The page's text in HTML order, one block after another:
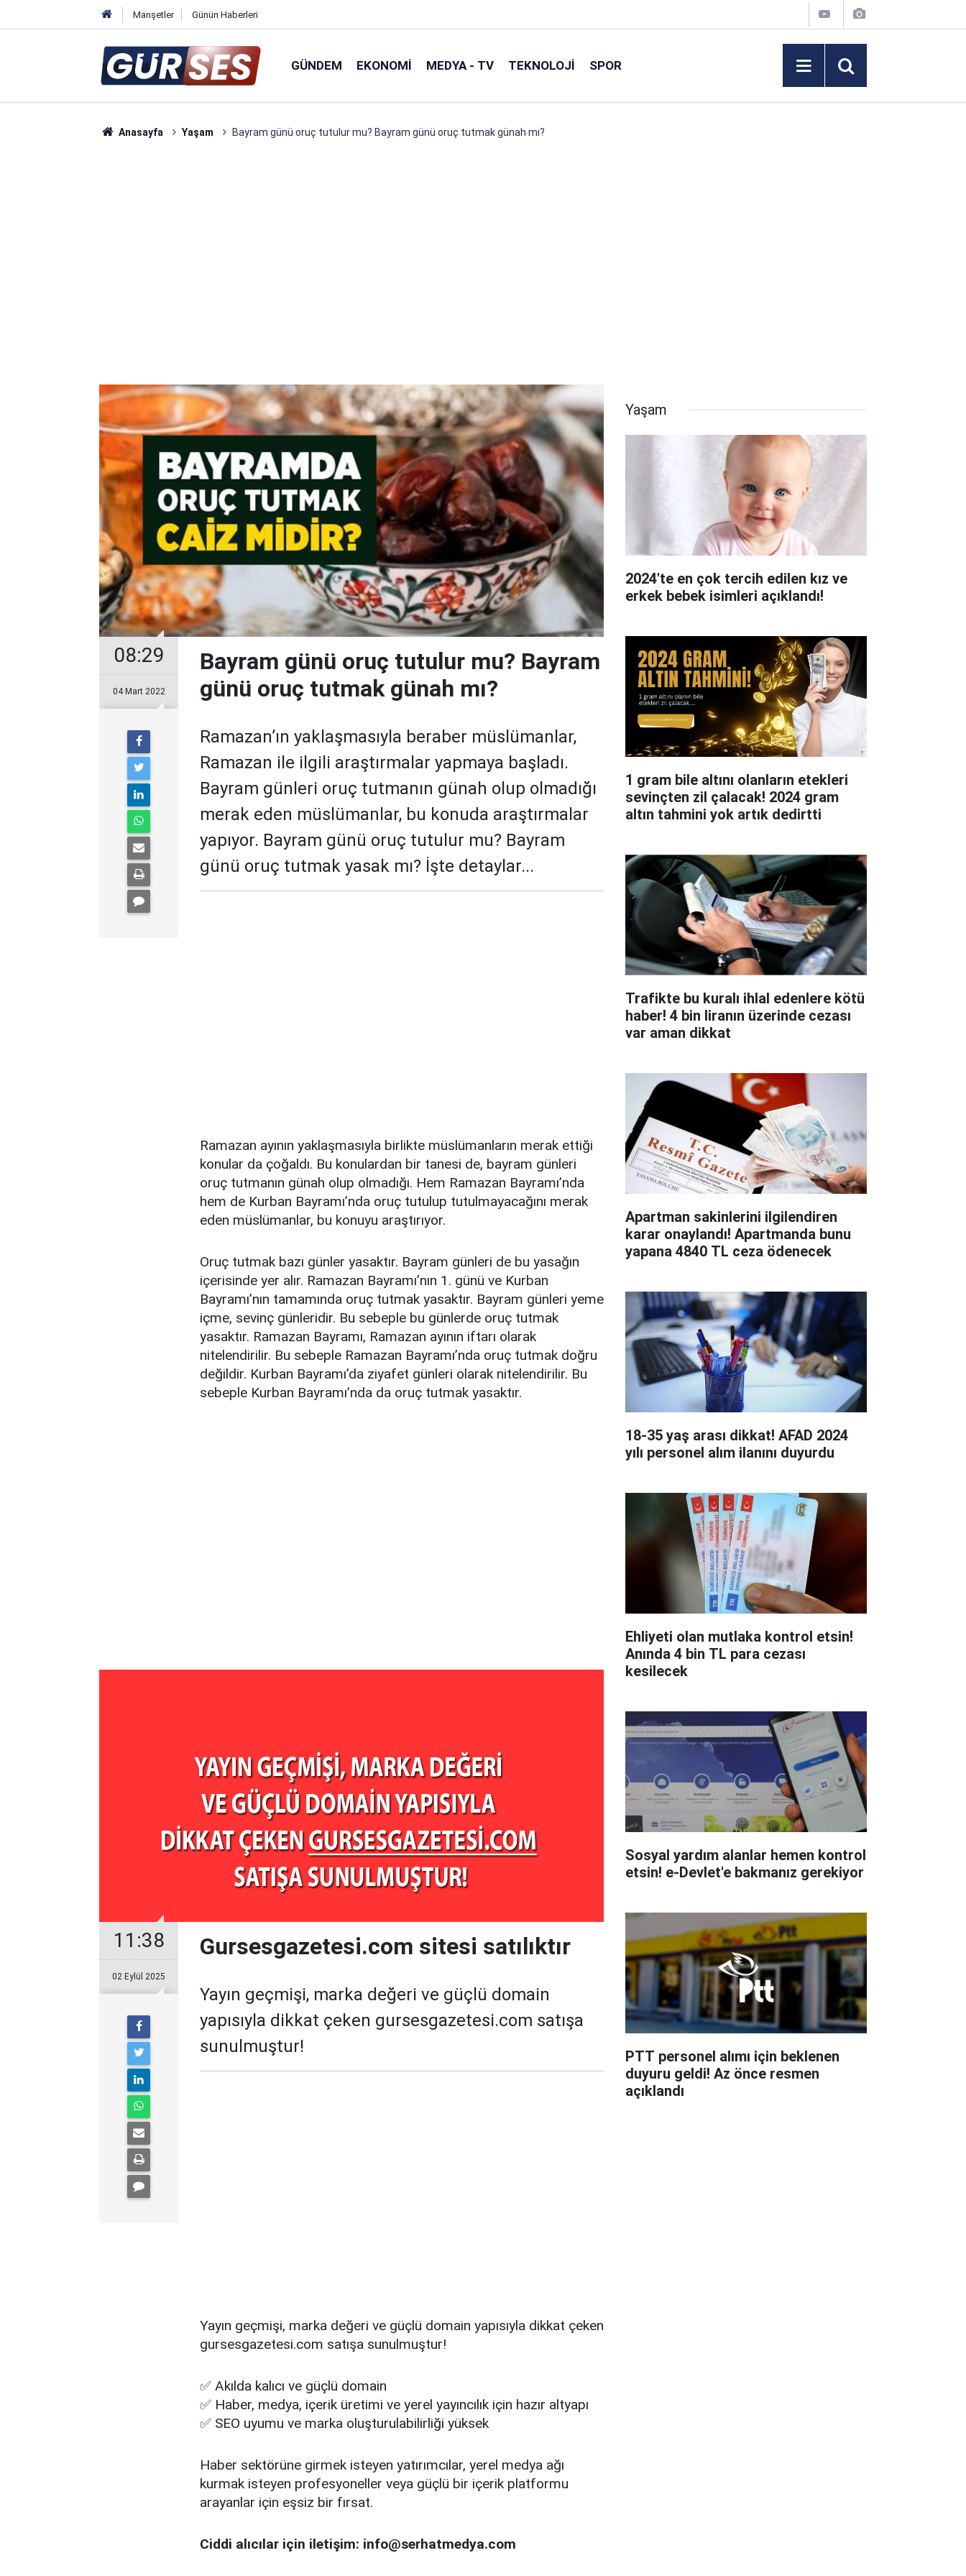
Manşetler Günün Haberleri
GÜNDEM EKONOMI MEDYA - TV TEKNOLOJI SPOR
Anasayfa Yaşam Bayram günü oruç tutulur mu? Bayram günü oruç tutmak günah mı?
08:29
04 Mart 2022
Bayram günü oruç tutulur mu? Bayram
günü oruç tutmak günah mı?
Ramazan’ın yaklaşmasıyla beraber müslümanlar,
Ramazan ile ilgili araştırmalar yapmaya başladı.
Bayram günleri oruç tutmanın günah olup olmadığı
merak eden müslümanlar, bu konuda araştırmalar
yapıyor. Bayram günü oruç tutulur mu? Bayram
günü oruç tutmak yasak mı? İşte detaylar...
Ramazan ayının yaklaşmasıyla birlikte müslümanların merak ettiği
konular da çoğaldı. Bu konulardan bir tanesi de, bayram günleri
oruç tutmanın günah olup olmadığı. Hem Ramazan Bayramı’nda
hem de Kurban Bayramı’nda oruç tutulup tutulmayacağını merak
eden müslümanlar, bu konuyu araştırıyor.
Oruç tutmak bazı günler yasaktır. Bayram günleri de bu yasağın
içerisinde yer alır. Ramazan Bayramı’nın 1. günü ve Kurban
Bayramı’nın tamamında oruç tutmak yasaktır. Bayram günleri yeme
içme, sevinç günleridir. Bu sebeple bu günlerde oruç tutmak
yasaktır. Ramazan Bayramı, Ramazan ayının iftarı olarak
nitelendirilir. Bu sebeple Ramazan Bayramı’nda oruç tutmak doğru
değildir. Kurban Bayramı’da ziyafet günleri olarak nitelendirilir. Bu
sebeple Kurban Bayramı’nda da oruç tutmak yasaktır.
11:38
02 Eylül 2025
Gursesgazetesi.com sitesi satılıktır
Yayın geçmişi, marka değeri ve güçlü domain
yapısıyla dikkat çeken gursesgazetesi.com satışa
sunulmuştur!
Yayın geçmişi, marka değeri ve güçlü domain yapısıyla dikkat çeken
gursesgazetesi.com satışa sunulmuştur!
✅ Akılda kalıcı ve güçlü domain
✅ Haber, medya, içerik üretimi ve yerel yayıncılık için hazır altyapı
✅ SEO uyumu ve marka oluşturulabilirliği yüksek
Haber sektörüne girmek isteyen yatırımcılar, yerel medya ağı
kurmak isteyen profesyoneller veya güçlü bir içerik platformu
arayanlar için eşsiz bir fırsat.
Ciddi alıcılar için iletişim: info@serhatmedya.com
Yaşam
2024'te en çok tercih edilen kız ve
erkek bebek isimleri açıklandı!
1 gram bile altını olanların etekleri
sevinçten zil çalacak! 2024 gram
altın tahmini yok artık dedirtti
Trafikte bu kuralı ihlal edenlere kötü
haber! 4 bin liranın üzerinde cezası
var aman dikkat
Apartman sakinlerini ilgilendiren
karar onaylandı! Apartmanda bunu
yapana 4840 TL ceza ödenecek
18-35 yaş arası dikkat! AFAD 2024
yılı personel alım ilanını duyurdu
Ehliyeti olan mutlaka kontrol etsin!
Anında 4 bin TL para cezası
kesilecek
Sosyal yardım alanlar hemen kontrol
etsin! e-Devlet'e bakmanız gerekiyor
PTT personel alımı için beklenen
duyuru geldi! Az önce resmen
açıklandı